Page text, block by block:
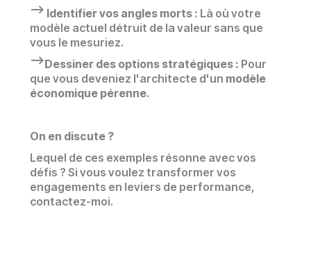
--> Identifier vos angles morts : Là où votre
modèle actuel détruit de la valeur sans que
vous le mesuriez.
-->Dessiner des options stratégiques : Pour
que vous deveniez l'architecte d'un modèle
économique pérenne.
On en discute ?
Lequel de ces exemples résonne avec vos
défis ? Si vous voulez transformer vos
engagements en leviers de performance,
contactez-moi.